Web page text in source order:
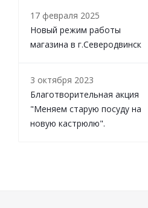
17 февраля 2025
Новый режим работы
магазина в г.Северодвинск
3 октября 2023
Благотворительная акция
"Меняем старую посуду на
новую кастрюлю".